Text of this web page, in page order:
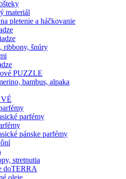
materiál
pletenie a háčkovanie
ribbony, šnúry
PUZZLE
bambus, alpaka
parfémy
pánske parfémy
stretnutia
doTERRA
oleje